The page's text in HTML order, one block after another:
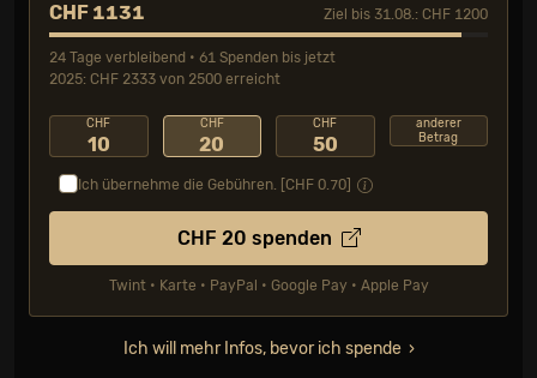
CHF 1131 Ziel bis 31.08.: CHF 1200
24 Tage verbleibend • 61 Spenden bis jetzt
2025: CHF 2333 von 2500 erreicht
CHF
10
CHF
20
CHF
50
anderer
Betrag
Ich übernehme die Gebühren. [CHF 0.70
CHF 20 spenden
Twint • Karte • PayPal • Google Pay • Apple Pay
Ich will mehr Infos, bevor ich spende